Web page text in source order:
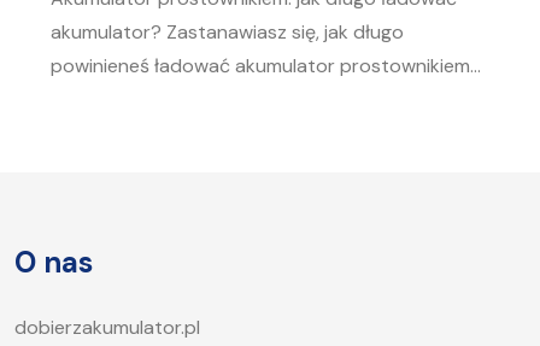
akumulator? Zastanawiasz się, jak długo
powinieneś ładować akumulator prostownikiem?
jak długo ładować akumulator samochodowy i
O nas
dobierzakumulator.pl